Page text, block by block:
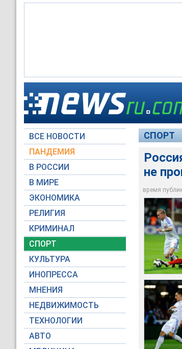
ВСЕ НОВОСТИ
ПАНДЕМИЯ
В РОССИИ
В МИРЕ
ЭКОНОМИКА
РЕЛИГИЯ
КРИМИНАЛ
СПОРТ
КУЛЬТУРА
ИНОПРЕССА
МНЕНИЯ
НЕДВИЖИМОСТЬ
ТЕХНОЛОГИИ
АВТО
СПОРТ
не
время